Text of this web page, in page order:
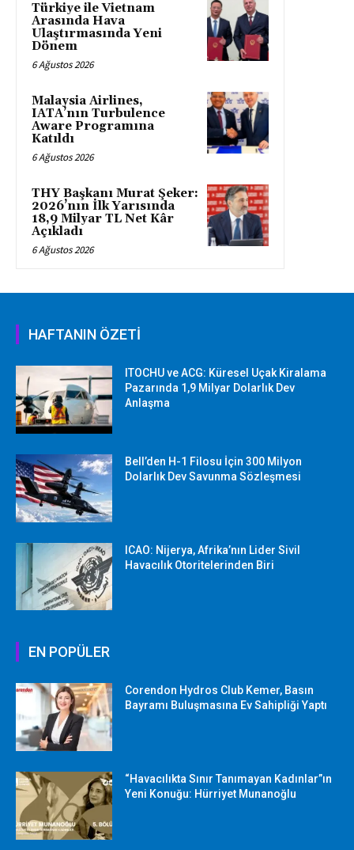
Türkiye ile Vietnam
Arasında Hava
Ulaştırmasında Yeni
Dönem
6 Ağustos 2026
Malaysia Airlines,
IATA’nın Turbulence
Aware Programına
Katıldı
6 Ağustos 2026
THY Başkanı Murat Şeker:
2026’nın İlk Yarısında
18,9 Milyar TL Net Kâr
Açıkladı
6 Ağustos 2026
HAFTANIN ÖZETİ
ITOCHU ve ACG: Küresel Uçak Kiralama
Pazarında 1,9 Milyar Dolarlık Dev
Anlaşma
Bell’den H-1 Filosu İçin 300 Milyon
Dolarlık Dev Savunma Sözleşmesi
ICAO: Nijerya, Afrika’nın Lider Sivil
Havacılık Otoritelerinden Biri
EN POPÜLER
Corendon Hydros Club Kemer, Basın
Bayramı Buluşmasına Ev Sahipliği Yaptı
“Havacılıkta Sınır Tanımayan Kadınlar”ın
Yeni Konuğu: Hürriyet Munanoğlu